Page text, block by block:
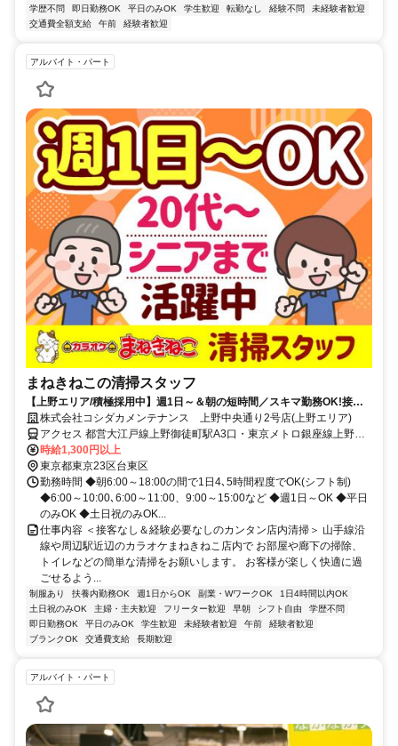
学歴不問
即日勤務OK 平日のみOK 学生歓迎 転勤なし 経験不問
未経験者歓迎
交通費全額支給
午前 経験者歓迎
アルバイト・パート
まねきねこの清掃スタッフ
【上野エリア/積極採用中】週1日～＆朝の短時間／スキマ勤務OK!接客
ナシ♪未経験歓迎!初バイト・初パートにもピッタリ★簡単もくもくお掃
除専属スタッフ!
株式会社コシダカメンテナンス 上野中央通り2号店(上野エリア)
アクセス 都営大江戸線上野御徒町駅A3口・東京メトロ銀座線上野広
小路駅A3口徒歩1分、JR上野駅不忍口徒歩5分
時給1,300円以上
東京都東京23区台東区
勤務時間 ◆朝6:00～18:00の間で1日4､5時間程度でOK(シフト制)
◆6:00～10:00､6:00～11:00、9:00～15:00など ◆週1日～OK ◆平日
のみOK ◆土日祝のみOK...
仕事内容 ＜接客なし＆経験必要なしのカンタン店内清掃＞ 山手線沿
線や周辺駅近辺のカラオケまねきねこ店内で お部屋や廊下の掃除、
トイレなどの簡単な清掃をお願いします。 お客様が楽しく快適に過
ごせるよう...
制服あり 扶養内勤務OK 週1日からOK 副業・WワークOK
1日4時間以内OK
土日祝のみOK
主婦・主夫歓迎 フリーター歓迎 早朝 シフト自由
学歴不問
即日勤務OK
平日のみOK 学生歓迎 未経験者歓迎 午前
経験者歓迎
ブランクOK
交通費支給 長期歓迎
アルバイト・パート